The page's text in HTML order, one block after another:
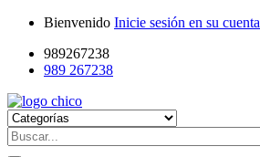
Bienvenido Inicie sesión en su cuenta
989267238
989 267238